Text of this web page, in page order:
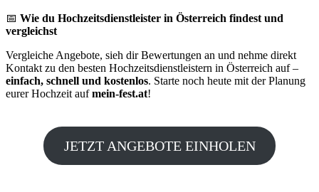
📅 Wie du Hochzeitsdienstleister in Österreich findest und
vergleichst
Vergleiche Angebote, sieh dir Bewertungen an und nehme direkt
Kontakt zu den besten Hochzeitsdienstleistern in Österreich auf –
einfach, schnell und kostenlos. Starte noch heute mit der Planung
eurer Hochzeit aufmein-fest.at!
JETZT ANGEBOTE EINHOLEN